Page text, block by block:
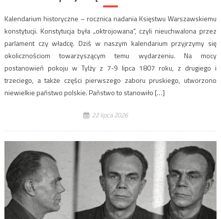
Kalendarium historyczne – rocznica nadania Księstwu Warszawskiemu
konstytucji. Konstytucja była „oktrojowana”, czyli nieuchwalona przez
parlament czy władcę. Dziś w naszym kalendarium przyjrzymy się
okolicznościom towarzyszącym temu wydarzeniu. Na mocy
postanowień pokoju w Tylży z 7-9 lipca 1807 roku, z drugiego i
trzeciego, a także części pierwszego zaboru pruskiego, utworzono
niewielkie państwo polskie. Państwo to stanowiło […]
22 lipca 2026